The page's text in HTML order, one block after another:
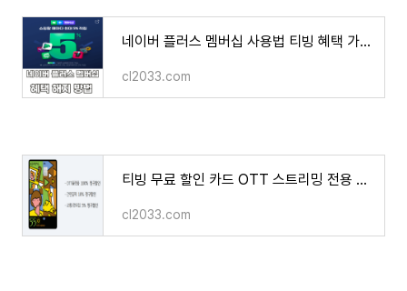
네이버 플러스 멤버십 사용법 티빙 혜택 가격 해지 환불 방법 후기
cl2033.com
티빙 무료 할인 카드 OTT 스트리밍 전용 카드 넷플릭스 디즈니+ Youtube Premium 웨이브
cl2033.com